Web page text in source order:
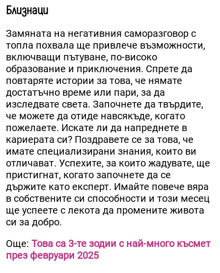
Близнаци
Замяната на негативния саморазговор с
топла похвала ще привлече възможности,
включващи пътуване, по-високо
образование и приключения. Спрете да
повтаряте истории за това, че нямате
достатъчно време или пари, за да
изследвате света. Започнете да твърдите,
че можете да отиде навсякъде, когато
пожелаете. Искате ли да напреднете в
кариерата си? Поздравете се за това, че
имате специализирани знания, които ви
отличават. Успехите, за които жадувате, ще
пристигнат, когато започнете да се
държите като експерт. Имайте повече вяра
в собствените си способности и този месец
ще успеете с лекота да промените живота
си за добро.
Още: Това са 3-те зодии с най-много късмет
през февруари 2025